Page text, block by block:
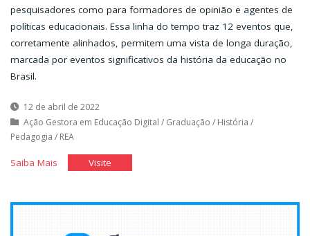
pesquisadores como para formadores de opinião e agentes de
políticas educacionais. Essa linha do tempo traz 12 eventos que,
corretamente alinhados, permitem uma vista de longa duração,
marcada por eventos significativos da história da educação no
Brasil.
12 de abril de 2022
Ação Gestora em Educação Digital / Graduação / História /
Pedagogia / REA
Saiba Mais"Linha
Visite"Linha